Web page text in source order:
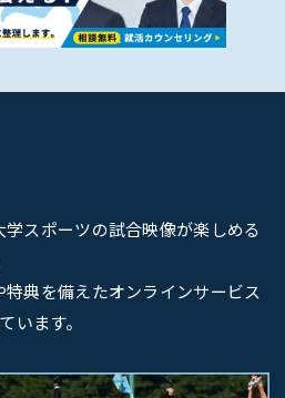
スポーツの試合映像が楽しめる
典を備えたオンラインサービス
います。